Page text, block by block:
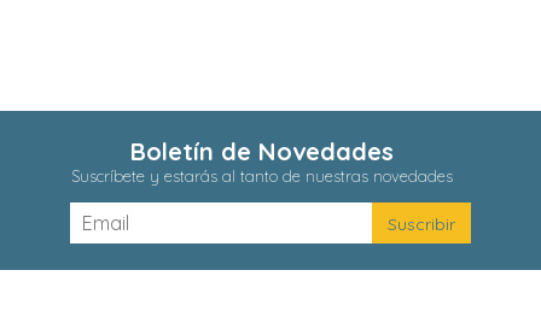
Boletín de Novedades
Suscríbete y estarás al tanto de nuestras novedades